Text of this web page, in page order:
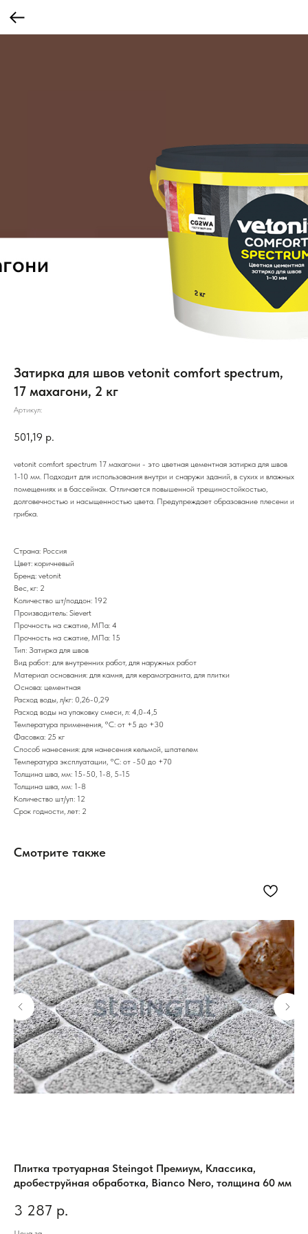
Затирка для швов vetonit comfort spectrum,
17 махагони, 2 кг
Артикул:
501,19 р.
vetonit comfort spectrum 17 махагони - это цветная цементная затирка для швов
1-10 мм. Подходит для использования внутри и снаружи зданий, в сухих и влажных
помещениях и в бассейнах. Отличается повышенной трещиностойкостью,
долговечностью и насыщенностью цвета. Предупреждает образование плесени и
грибка.
Страна: Россия
Цвет: коричневый
Бренд: vetonit
Вес, кг: 2
Количество шт/поддон: 192
Производитель: Sievert
Прочность на сжатие, МПа: 4
Прочность на сжатие, МПа: 15
Тип: Затирка для швов
Вид работ: для внутренних работ, для наружных работ
Материал основания: для камня, для керамогранита, для плитки
Основа: цементная
Расход воды, л/кг: 0,26-0,29
Расход воды на упаковку смеси, л: 4,0-4,5
Температура применения, °С: от +5 до +30
Фасовка: 25 кг
Способ нанесения: для нанесения кельмой, шпателем
Температура эксплуатации, °С: от -50 до +70
Толщина шва, мм: 15-50, 1-8, 5-15
Толщина шва, мм: 1-8
Количество шт/уп: 12
Срок годности, лет: 2
Смотрите также
Плитка тротуарная Steingot Премиум, Классика,
дробеструйная обработка, Bianco Nero, толщина 60 мм
3 287 р.